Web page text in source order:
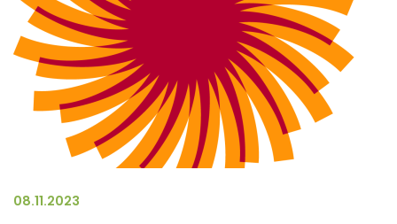
08.11.2023